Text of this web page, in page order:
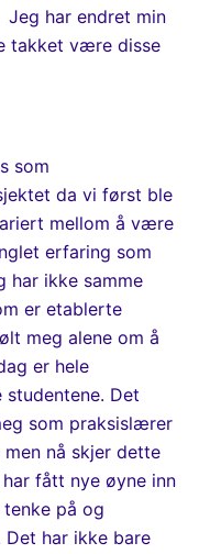
Jeg har endret min
takket være disse
som
da vi først ble
mellom å være
erfaring som
har ikke samme
er etablerte
meg alene om å
er hele
Det
som praksislærer
nå skjer dette
fått nye øyne inn
på og
har ikke bare